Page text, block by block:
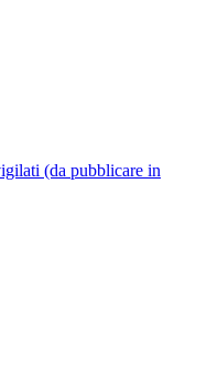
(da pubblicare in